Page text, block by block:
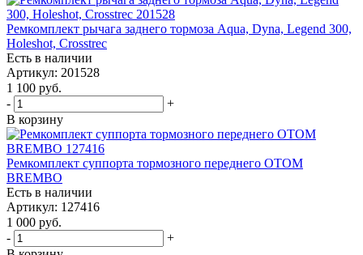
Ремкомплект рычага заднего тормоза Aqua, Dyna, Legend 300,
Holeshot, Crosstrec
Есть в наличии
Артикул: 201528
1 100 руб.
-
+
В корзину
Ремкомплект суппорта тормозного переднего OTOM
BREMBO
Есть в наличии
Артикул: 127416
1 000 руб.
-
+